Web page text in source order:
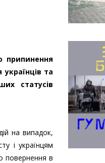
припинення
та
статусів
на випадок,
і українцям
повернення в